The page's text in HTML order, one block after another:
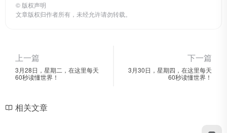
© 版权声明
文章版权归作者所有，未经允许请勿转载。
上一篇
3月28日，星期二，在这里每天
60秒读懂世界！
下一篇
3月30日，星期四，在这里每天
60秒读懂世界！
相关文章